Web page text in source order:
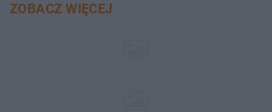
ZOBACZ WIĘCEJ